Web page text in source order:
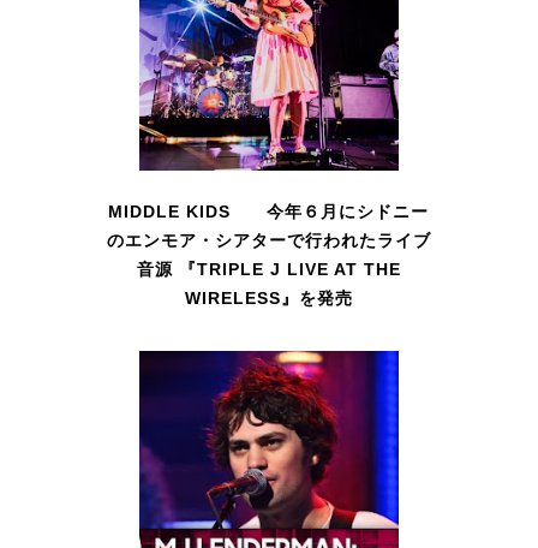
MIDDLE KIDS 今年６月にシドニー
のエンモア・シアターで行われたライブ
音源 『TRIPLE J LIVE AT THE
WIRELESS』を発売